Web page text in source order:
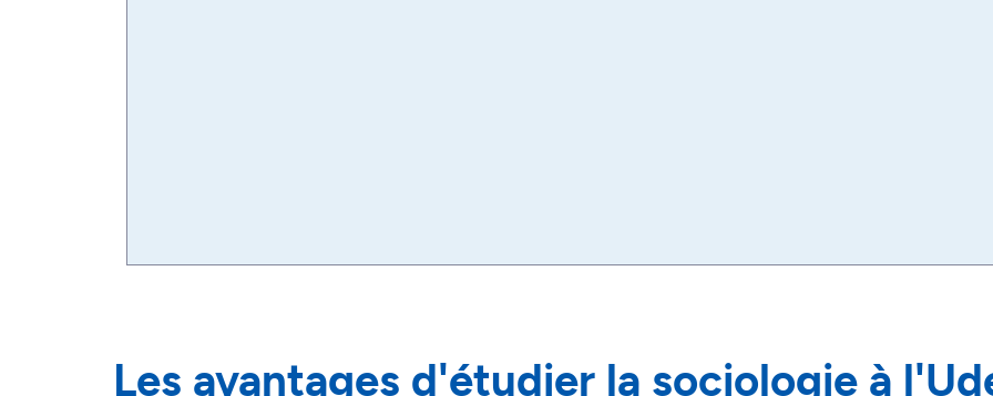
Les avantages d'étudier la sociologie à